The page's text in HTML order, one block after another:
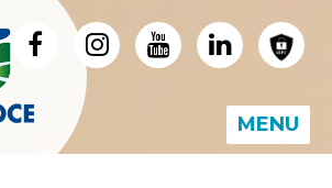
MENU